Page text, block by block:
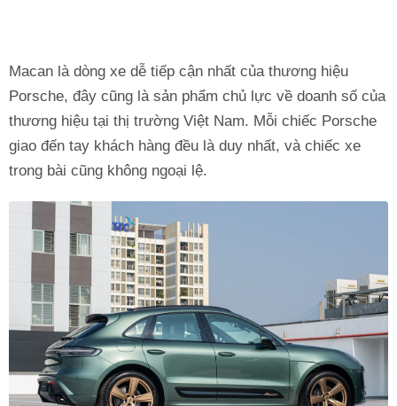
Macan là dòng xe dễ tiếp cận nhất của thương hiệu
Porsche, đây cũng là sản phẩm chủ lực về doanh số của
thương hiệu tại thị trường Việt Nam. Mỗi chiếc Porsche
giao đến tay khách hàng đều là duy nhất, và chiếc xe
trong bài cũng không ngoại lệ.